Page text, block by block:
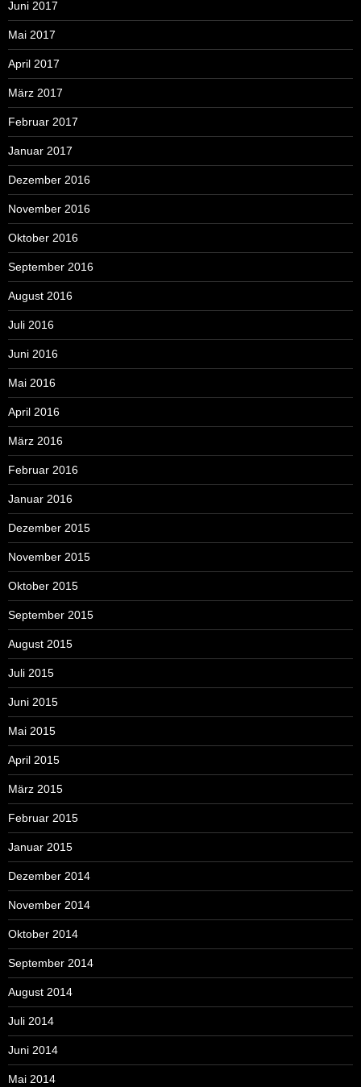
Juni 2017
Mai 2017
April 2017
März 2017
Februar 2017
Januar 2017
Dezember 2016
November 2016
Oktober 2016
September 2016
August 2016
Juli 2016
Juni 2016
Mai 2016
April 2016
März 2016
Februar 2016
Januar 2016
Dezember 2015
November 2015
Oktober 2015
September 2015
August 2015
Juli 2015
Juni 2015
Mai 2015
April 2015
März 2015
Februar 2015
Januar 2015
Dezember 2014
November 2014
Oktober 2014
September 2014
August 2014
Juli 2014
Juni 2014
Mai 2014